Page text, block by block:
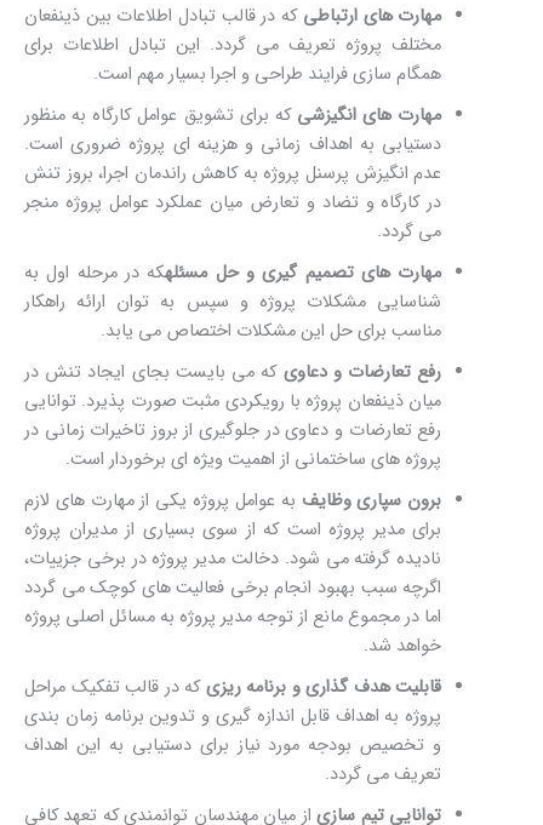
مهارت های ارتباطیکه در قالب تبادل اطلاعات بین ذینفعان
مختلف پروژه تعریف می گردد. این تبادل اطلاعات برای
همگام سازی فرایند طراحی و اجرا بسیار مهم است.
مهارت های انگیزشیکه برای تشویق عوامل کارگاه به منظور
دستیابی به اهداف زمانی و هزینه ای پروژه ضروری است.
عدم انگیزش پرسنل پروژه به کاهش راندمان اجرا، بروز تنش
در کارگاه و تضاد و تعارض میان عملکرد عوامل پروژه منجر
می گردد.
مهارت های تصمیم گیری و حل مسئلهکه در مرحله اول به
شناسایی مشکلات پروژه و سپس به توان ارائه راهکار
مناسب برای حل این مشکلات اختصاص می یابد.
رفع تعارضات و دعاویکه می بایست بجای ایجاد تنش در
میان ذینفعان پروژه با رویکردی مثبت صورت پذیرد. توانایی
رفع تعارضات و دعاوی در جلوگیری از بروز تاخیرات زمانی در
پروژه های ساختمانی از اهمیت ویژه ای برخوردار است.
برون سپاری وظایف به عوامل پروژه یکی از مهارت های لازم
برای مدیر پروژه است که از سوی بسیاری از مدیران پروژه
نادیده گرفته می شود. دخالت مدیر پروژه در برخی جزییات،
اگرچه سبب بهبود انجام برخی فعالیت های کوچک می گردد
اما در مجموع مانع از توجه مدیر پروژه به مسائل اصلی پروژه
خواهد شد.
قابلیت هدف گذاری و برنامه ریزیکه در قالب تفکیک مراحل
پروژه به اهداف قابل اندازه گیری و تدوین برنامه زمان بندی
و تخصیص بودجه مورد نیاز برای دستیابی به این اهداف
تعریف می گردد.
توانایی تیم سازیاز میان مهندسان توانمندی که تعهد کافی